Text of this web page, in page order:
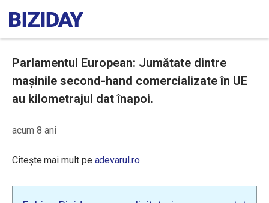
Parlamentul European: Jumătate dintre
mașinile second-hand comercializate în UE
au kilometrajul dat înapoi.
acum 8 ani
Citește mai mult pe adevarul.ro